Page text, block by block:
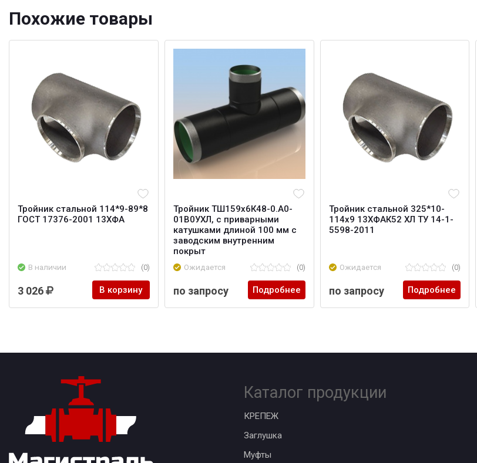
Похожие товары
Тройник стальной 114*9-89*8
ГОСТ 17376-2001 13ХФА
В наличии (0)
3 026 В корзину
Тройник ТШ159х6К48-0.А0-
01В0УХЛ, с приварными
катушками длиной 100 мм с
заводским внутренним
покрыт
Ожидается (0)
по запросу Подробнее
Тройник стальной 325*10-
114х9 13ХФАК52 ХЛ ТУ 14-1-
5598-2011
Ожидается (0)
по запросу Подробнее
Каталог продукции
КРЕПЕЖ
Заглушка
Муфты